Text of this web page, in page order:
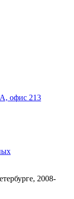
офис 213
2008-